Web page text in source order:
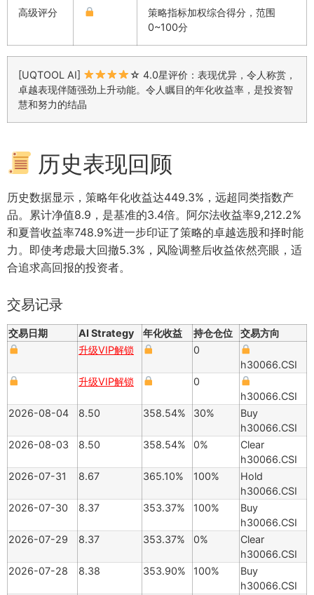
高级评分
策略指标加权综合得分，范围
0~100分
[UQTOOL AI]
☆ 4.0星评价：表现优异，令人称赏，
卓越表现伴随强劲上升动能。令人瞩目的年化收益率，是投资智
慧和努力的结晶
历史表现回顾
历史数据显示，策略年化收益达449.3%，远超同类指数产
品。累计净值8.9，是基准的3.4倍。阿尔法收益率9,212.2%
和夏普收益率748.9%进一步印证了策略的卓越选股和择时能
力。即使考虑最大回撤5.3%，风险调整后收益依然亮眼，适
合追求高回报的投资者。
交易记录
交易日期 AI Strategy 年化收益 持仓仓位
交易方向
升级VIP解锁
0
h30066.CSI
升级VIP解锁
0
h30066.CSI
2026-08-04
8.50 358.54% 30%
Buy
h30066.CSI
2026-08-03
8.50 358.54% 0%
Clear
h30066.CSI
2026-07-31
8.67 365.10% 100%
Hold
h30066.CSI
2026-07-30
8.37 353.37% 100%
Buy
h30066.CSI
2026-07-29
8.37 353.37% 0%
Clear
h30066.CSI
2026-07-28
8.38 353.90% 100%
Buy
h30066.CSI